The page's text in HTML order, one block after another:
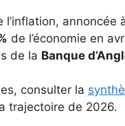
annoncée
de l’économie en
de la Banque
consulter la
trajectoire de 2026.